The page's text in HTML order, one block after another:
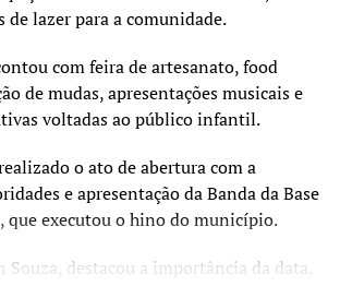
experiências práticas.
pelo PIC 2023, via Secretaria
e Prefeitura de Canoas. A realização
com gestão cultural e produção
do Metropolitano RS, Fundacine e
de lazer para a comunidade.
com feira de artesanato, food
de mudas, apresentações musicais e
voltadas ao público infantil.
o ato de abertura com a
e apresentação da Banda da Base
que executou o hino do município.
destacou a importância da data.